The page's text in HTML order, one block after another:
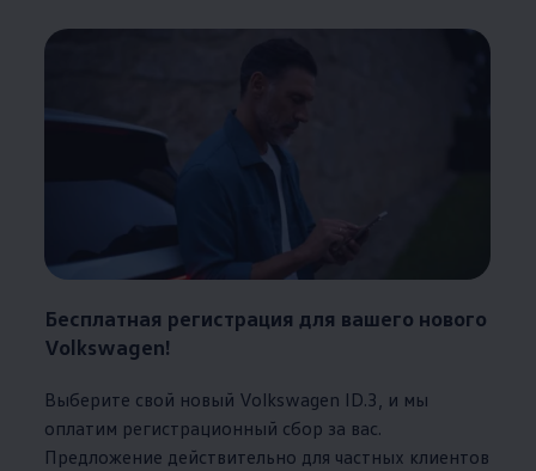
Бесплатная регистрация для вашего нового
Volkswagen!
Выберите свой новый Volkswagen ID.3, и мы
оплатим регистрационный сбор за вас.
Предложение действительно для частных клиентов